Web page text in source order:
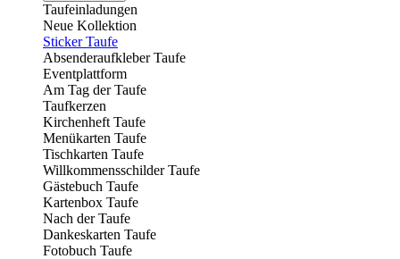
Taufeinladungen
Neue Kollektion
Sticker Taufe
Absenderaufkleber Taufe
Eventplattform
Am Tag der Taufe
Taufkerzen
Kirchenheft Taufe
Menükarten Taufe
Tischkarten Taufe
Willkommensschilder Taufe
Gästebuch Taufe
Kartenbox Taufe
Nach der Taufe
Dankeskarten Taufe
Fotobuch Taufe